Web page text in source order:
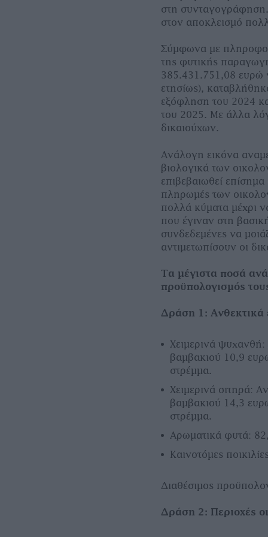
στη συνταγογράφηση.
στον αποκλεισµό
Σύµφωνα µε
της φυτικής
385.431.751,08 ευρώ
ετησίως),
εξόφληση του 2024
του 2025. Με άλλα
δικαιούχων.
Ανάλογη εικόνα
βιολογικά των
επιβεβαιωθεί
πληρωµές των
πολλά κύµατα µέχρι
που έγιναν στη
συνδεδεµένες να
αντιµετωπίσουν οι
Τα μέγιστα ποσά
προϋπολογισμός
∆ράση 1: Ανθεκτικά
Χειµερινά
βαµβακιού 10,9
στρέµµα.
Χειµερινά σιτηρά:
βαµβακιού 14,3
στρέµµα.
Aρωµατικά φυτά:
Καινοτόµες
∆ιαθέσιµος
∆ράση 2: Περιοχές